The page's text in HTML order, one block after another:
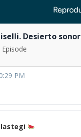
Desierto
Episode
PM